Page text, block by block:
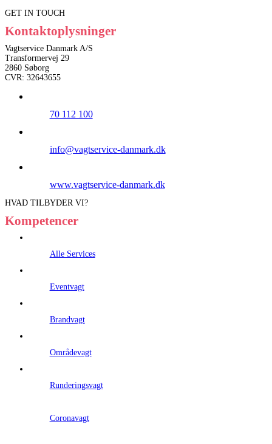
GET IN TOUCH
Kontaktoplysninger
Vagtservice Danmark A/S
Transformervej 29
2860 Søborg
CVR: 32643655
70 112 100
info@vagtservice-danmark.dk
www.vagtservice-danmark.dk
HVAD TILBYDER VI?
Kompetencer
Alle Services
Eventvagt
Brandvagt
Områdevagt
Runderingsvagt
Coronavagt